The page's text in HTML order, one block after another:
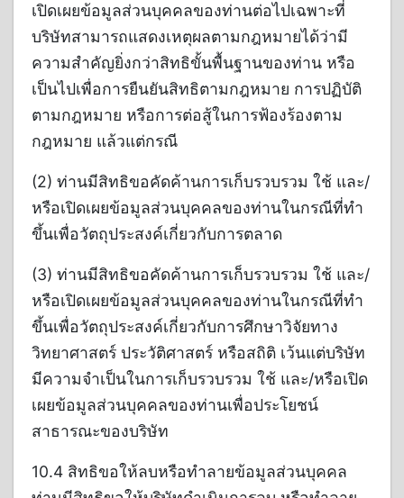
เปิดเผยข้อมูลส่วนบุคคลของท่านต่อไปเฉพาะที่
บริษัทสามารถแสดงเหตุผลตามกฎหมายได้ว่ามี
ความสำคัญยิ่งกว่าสิทธิขั้นพื้นฐานของท่าน หรือ
เป็นไปเพื่อการยืนยันสิทธิตามกฎหมาย การปฏิบัติ
ตามกฎหมาย หรือการต่อสู้ในการฟ้องร้องตาม
กฎหมาย แล้วแต่กรณี
(2) ท่านมีสิทธิขอคัดค้านการเก็บรวบรวม ใช้ และ/
หรือเปิดเผยข้อมูลส่วนบุคคลของท่านในกรณีที่ทำ
ขึ้นเพื่อวัตถุประสงค์เกี่ยวกับการตลาด
(3) ท่านมีสิทธิขอคัดค้านการเก็บรวบรวม ใช้ และ/
หรือเปิดเผยข้อมูลส่วนบุคคลของท่านในกรณีที่ทำ
ขึ้นเพื่อวัตถุประสงค์เกี่ยวกับการศึกษาวิจัยทาง
วิทยาศาสตร์ ประวัติศาสตร์ หรือสถิติ เว้นแต่บริษัท
มีความจำเป็นในการเก็บรวบรวม ใช้ และ/หรือเปิด
เผยข้อมูลส่วนบุคคลของท่านเพื่อประโยชน์
สาธารณะของบริษัท
10.4 สิทธิขอให้ลบหรือทำลายข้อมูลส่วนบุคคล